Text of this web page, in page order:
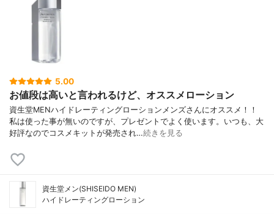
5.00
お値段は高いと言われるけど、オススメローション
資生堂MENハイドレーティングローションメンズさんにオススメ！！
私は使った事が無いのですが、プレゼントでよく使います。いつも、大
好評なのでコスメキットが発売され…続きを見る
資生堂メン(SHISEIDO MEN)
ハイドレーティングローション